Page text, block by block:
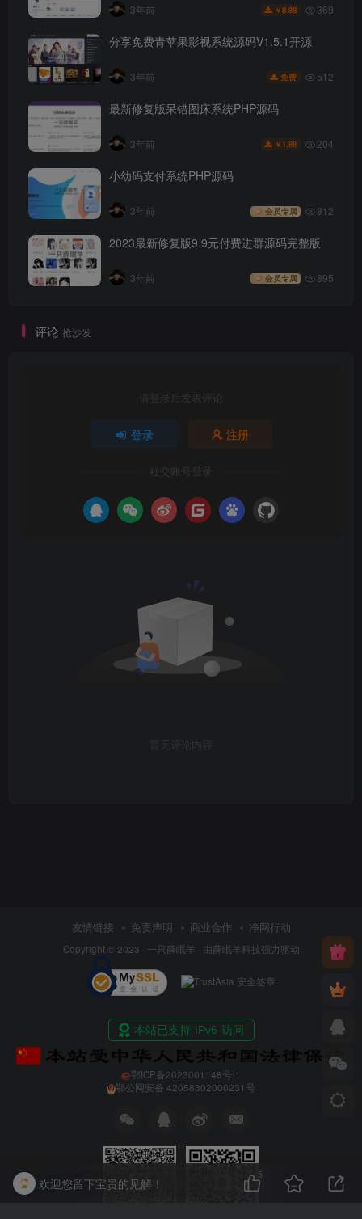
3年前 ￥8.88 369
分享免费青苹果影视系统源码V1.5.1开源
3年前 免费 512
最新修复版呆错图床系统PHP源码
3年前 ￥ 1.88 204
小幼码支付系统PHP源码
3年前 会员专属 812
2023最新修复版9.9元付费进群源码完整版
3年前 会员专属 895
评论 抢沙发
请登录后发表评论
登录 注册
社交账号登录
暂无评论内容
友情链接 免责声明 商业合作 净网行动
Copyright © 2023 · 一只薛眠羊 · 由薛眠羊科技强力驱动
鄂ICP备2023001148号-1
鄂公网安备 42058302000231号
欢迎您留下宝贵的见解！
5